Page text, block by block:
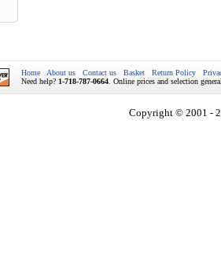
Home About us Contact us Basket Return Policy
Need help? 1-718-787-0664 . Online prices and selection
Copyright © 2001 -